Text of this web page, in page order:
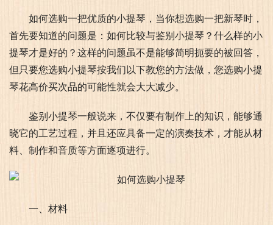
如何选购一把优质的小提琴，当你想选购一把新琴时，
首先要知道的问题是：如何比较与鉴别小提琴？什么样的小
提琴才是好的？这样的问题虽不是能够简明扼要的被回答，
但只要您选购小提琴按我们以下教您的方法做，您选购小提
琴花高价买次品的可能性就会大大减少。
鉴别小提琴一般说来，不仅要有制作上的知识，能够通
晓它的工艺过程，并且还应具备一定的演奏技术，才能从材
料、制作和音质等方面逐项进行。
一、材料